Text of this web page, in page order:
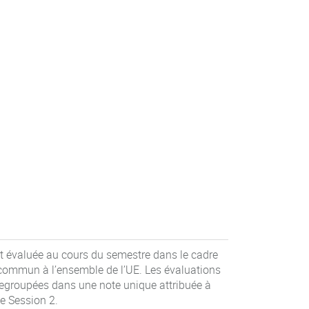
évaluée au cours du semestre dans le cadre
à l’ensemble de l’UE. Les évaluations
dans une note unique attribuée à
Session 2.